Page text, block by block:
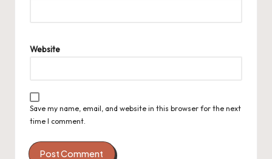
Website
Save my name, email, and website in this browser for the next
time I comment.